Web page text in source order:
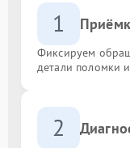
1
Фиксируем
детали поломки
2